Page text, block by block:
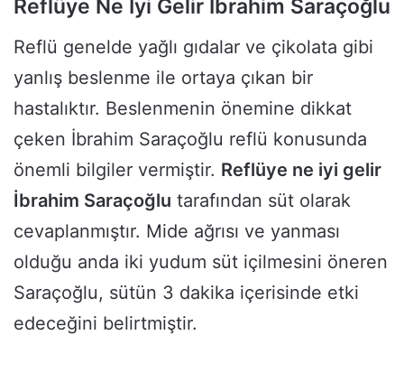
Reflüye Ne İyi Gelir İbrahim Saraçoğlu
Reflü genelde yağlı gıdalar ve çikolata gibi
yanlış beslenme ile ortaya çıkan bir
hastalıktır. Beslenmenin önemine dikkat
çeken İbrahim Saraçoğlu reflü konusunda
önemli bilgiler vermiştir. Reflüye ne iyi gelir
İbrahim Saraçoğlu tarafından süt olarak
cevaplanmıştır. Mide ağrısı ve yanması
olduğu anda iki yudum süt içilmesini öneren
Saraçoğlu, sütün 3 dakika içerisinde etki
edeceğini belirtmiştir.